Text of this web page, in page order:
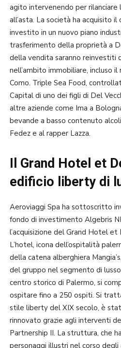
agito intervenendo per
all’asta. La società ha acquisito
investito in un nuovo piano
trasferimento della proprietà a
della vendita saranno reinvestiti
nell’ambito immobiliare, incluso il
Como. Triple Sea Food,
Capital di uno dei figli di Del
altre aziende come Ima a
bevande a basso contenuto
Fedez e al rapper Lazza.
Il Grand Hotel et
edificio liberty di
Aeroviaggi Spa ha sottoscritto
fondo di investimento Algebris
l’acquisizione del Grand Hotel et
L’hotel, icona dell’ospitalità
della catena alberghiera
del gruppo nel segmento di
centro storico di Palermo, si
ospitare fino a 250 ospiti. Si
stile liberty del XIX secolo, è
rinnovato grazie agli interventi
Partnership II. La struttura, che
personaggi illustri nel corso